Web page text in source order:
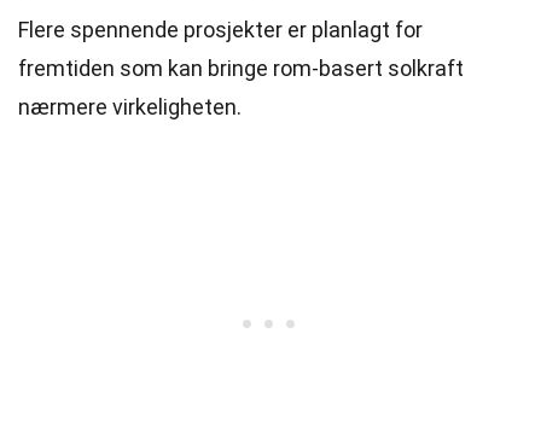
Flere spennende prosjekter er planlagt for
fremtiden som kan bringe rom-basert solkraft
nærmere virkeligheten.